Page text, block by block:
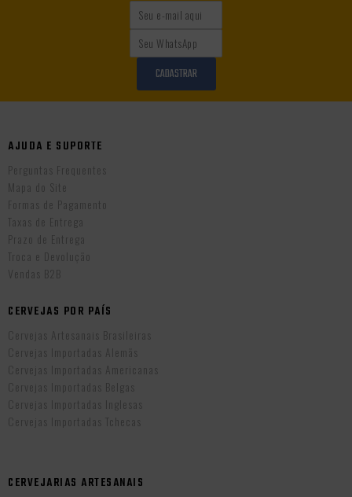
CADASTRAR
AJUDA E SUPORTE
Perguntas Frequentes
Mapa do Site
Formas de Pagamento
Taxas de Entrega
Prazo de Entrega
Troca e Devolução
Vendas B2B
CERVEJAS POR PAÍS
Cervejas Artesanais Brasileiras
Cervejas Importadas Alemãs
Cervejas Importadas Americanas
Cervejas Importadas Belgas
Cervejas Importadas Inglesas
Cervejas Importadas Tchecas
CERVEJARIAS ARTESANAIS